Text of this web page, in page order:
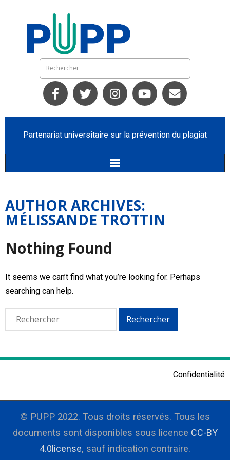
Partenariat universitaire sur la prévention du plagiat
Qui nous sommes
Événements
English
AUTHOR ARCHIVES:
MÉLISSANDE TROTTIN
Nothing Found
It seems we can’t find what you’re looking for. Perhaps
searching can help.
Confidentialité
© PUPP 2022. Tous droits réservés. Tous les
documents sont disponibles sous licence CC-BY
4.0license, sauf indication contraire.